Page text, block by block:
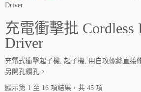
Driver
充電衝擊批 Cordless
Driver
充電式衝擊起子機, 起子機, 用自攻螺絲直接
另開孔鑽孔。
顯示第 1 至 16 項結果，共 45 項